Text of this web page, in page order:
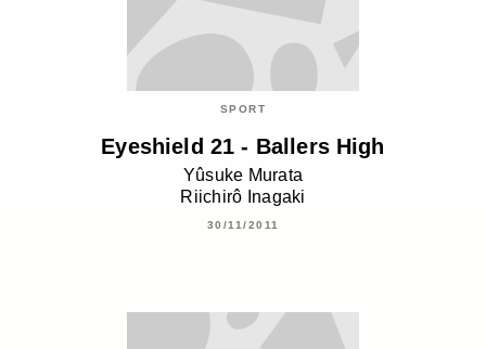
SPORT
Eyeshield 21 - Ballers High
Yûsuke Murata
Riichirô Inagaki
30/11/2011